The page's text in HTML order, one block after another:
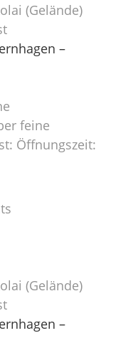
(Gelände)
–
feine
Öffnungszeit:
(Gelände)
–